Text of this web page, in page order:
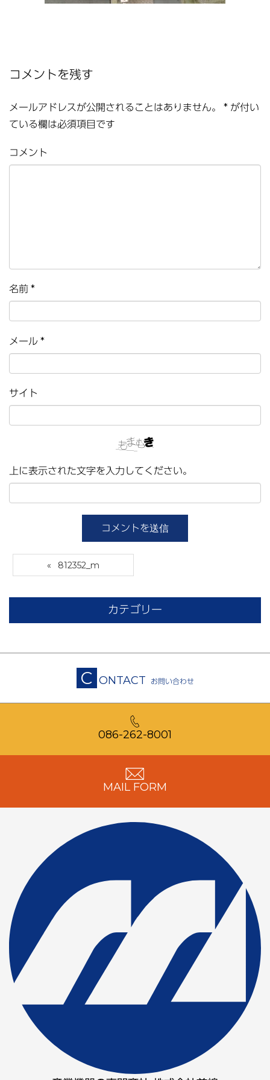
コメントを残す
メールアドレスが公開されることはありません。 * が付い
ている欄は必須項目です
コメント
名前 *
メール *
サイト
上に表示された文字を入力してください。
812352_m
カテゴリー
C ONTACT お問い合わせ
086-262-8001
MAIL FORM